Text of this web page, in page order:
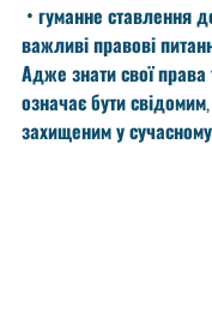
• гуманне ставлення
важливі правові
Адже знати свої
означає бути
захищеним у сучасному